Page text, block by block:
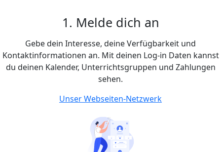
1. Melde dich an
Gebe dein Interesse, deine Verfügbarkeit und
Kontaktinformationen an. Mit deinen Log-in Daten kannst
du deinen Kalender, Unterrichtsgruppen und Zahlungen
sehen.
Unser Webseiten-Netzwerk